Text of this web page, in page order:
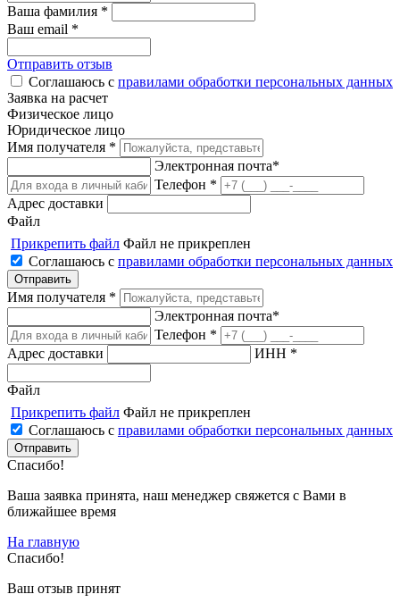
Ваша фамилия *
Ваш email *
Отправить отзыв
Соглашаюсь с правилами обработки персональных данных
Заявка на расчет
Физическое лицо
Юридическое лицо
Имя получателя *
Электронная почта*
Телефон *
Адрес доставки
Файл
Прикрепить файл Файл не прикреплен
Соглашаюсь с правилами обработки персональных данных
Имя получателя *
Электронная почта*
Телефон *
Адрес доставки
ИНН *
Файл
Прикрепить файл Файл не прикреплен
Соглашаюсь с правилами обработки персональных данных
Спасибо!
Ваша заявка принята, наш менеджер свяжется с Вами в
ближайшее время
На главную
Спасибо!
Ваш отзыв принят